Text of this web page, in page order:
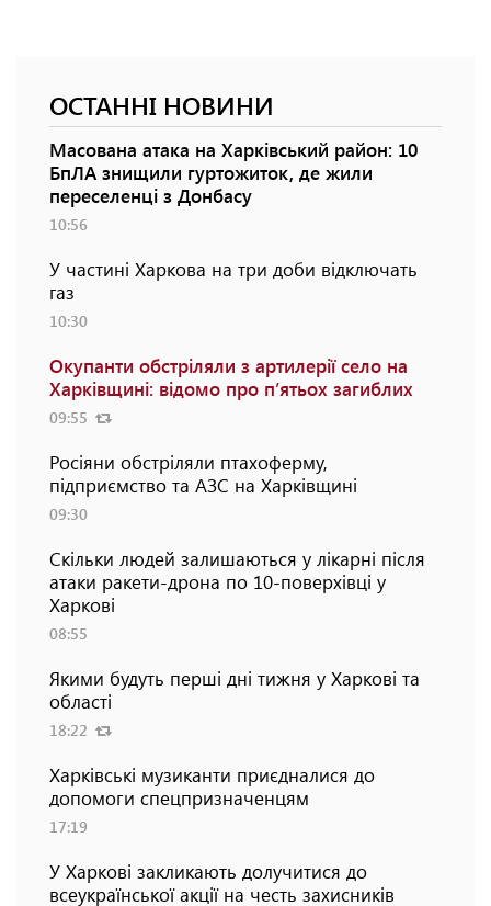
ОСТАННІ НОВИНИ
Масована атака на Харківський район: 10
БпЛА знищили гуртожиток, де жили
переселенці з Донбасу
10:56
У частині Харкова на три доби відключать
газ
10:30
Окупанти обстріляли з артилерії село на
Харківщині: відомо про п’ятьох загиблих
09:55
Росіяни обстріляли птахоферму,
підприємство та АЗС на Харківщині
09:30
Скільки людей залишаються у лікарні після
атаки ракети-дрона по 10-поверхівці у
Харкові
08:55
Якими будуть перші дні тижня у Харкові та
області
18:22
Харківські музиканти приєдналися до
допомоги спецпризначенцям
17:19
У Харкові закликають долучитися до
всеукраїнської акції на честь захисників